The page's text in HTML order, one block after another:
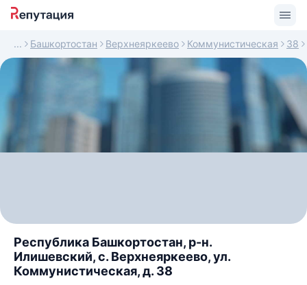
Башкортостан Верхнеяркеево Коммунистическая 38
Республика Башкортостан, р-н.
Илишевский, с. Верхнеяркеево, ул.
Коммунистическая, д. 38